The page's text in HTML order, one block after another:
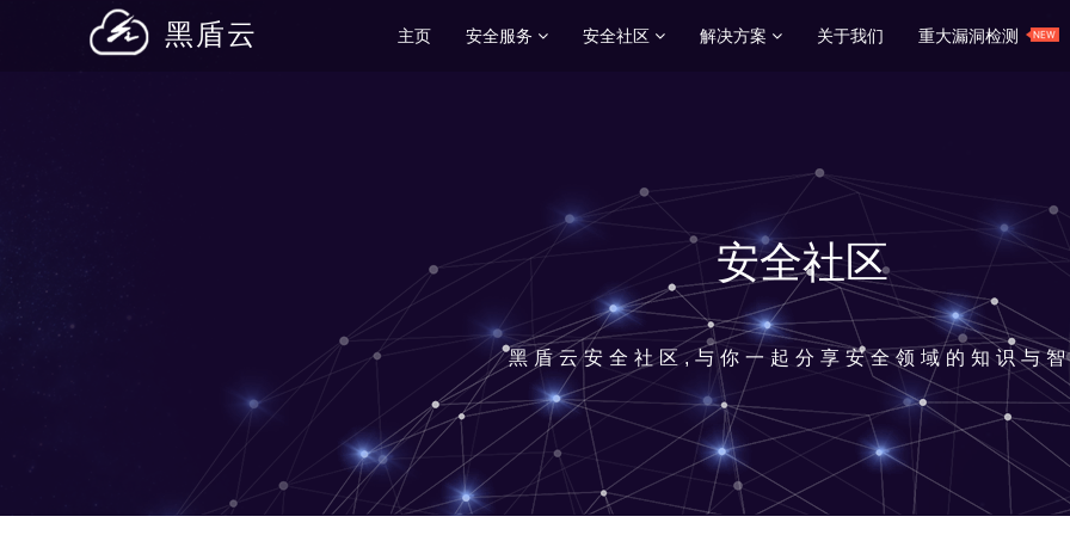
黑盾云 主页 安全服务 安全社区 解决方案 关于我们 重大漏洞检测
安全社区
黑盾云安全社区,与你一起分享安全领域的知识与